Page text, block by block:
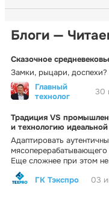
Блоги —
Сказочное
Замки, рыцари,
Главный
технолог
30
Традиция VS
и технологию
Адаптировать
мясоперерабатывающего
Еще сложнее при этом
ГК Тэкспро
03